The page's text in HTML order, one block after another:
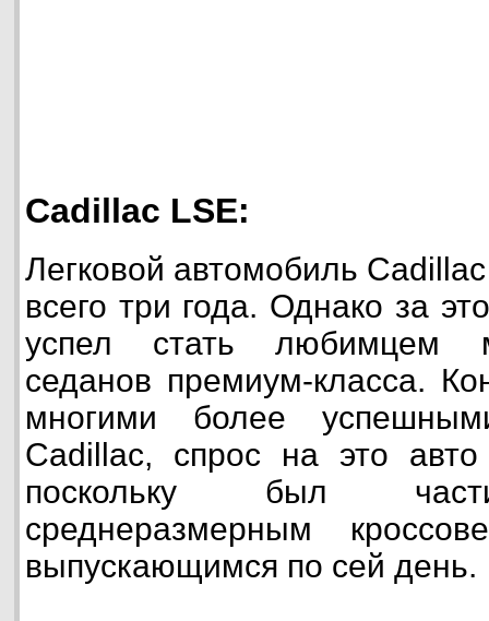
Cadillac LSE:
Легковой автомобиль
всего три года. Однако за
успел стать любимцем
седанов премиум-класса.
многими более
Cadillaс, спрос на это
поскольку был
среднеразмерным
выпускающимся по сей день.